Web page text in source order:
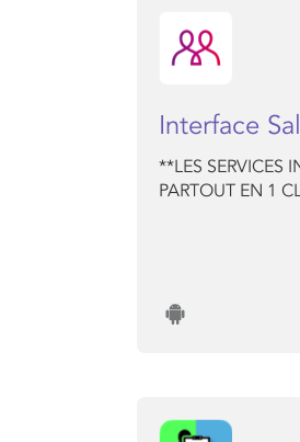
Interface
**LES SERVICES
PARTOUT EN 1